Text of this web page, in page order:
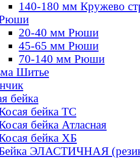
140-180 мм Кружево
20-40 мм Рюши
45-65 мм Рюши
70-140 мм Рюши
Шитье
бейка
бейка ТС
бейка Атласная
бейка ХБ
ЭЛАСТИЧНАЯ